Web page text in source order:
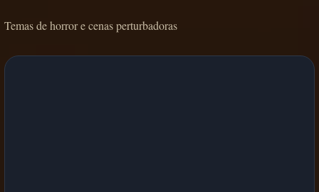
Temas de horror e cenas perturbadoras